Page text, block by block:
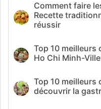
Comment faire
Recette
réussir
Top 10 meilleurs
Ho Chi Minh-Ville
Top 10 meilleurs
découvrir la